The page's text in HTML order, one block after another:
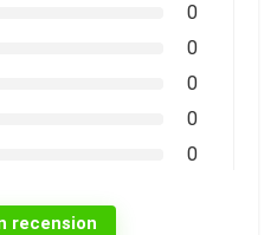
0
0
0
0
0
recension